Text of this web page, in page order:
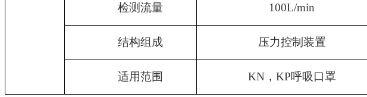
检测流量 100L/min
结构组成 压力控制装置
适用范围 KN，KP呼吸口罩